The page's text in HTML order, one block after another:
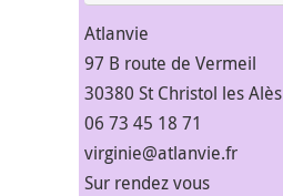
Atlanvie
97 B route de Vermeil
30380 St Christol les Alès
06 73 45 18 71
virginie@atlanvie.fr
Sur rendez vous